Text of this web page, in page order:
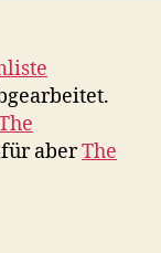
aberThe